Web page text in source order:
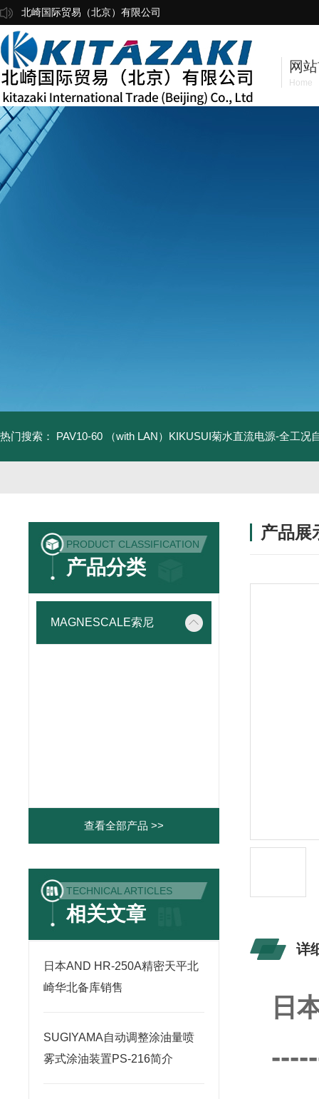
北崎国际贸易（北京）有限公司
网
Home
热门搜索： PAV10-60 （with LAN）KIKUSUI菊水直流电源-全工况
PRODUCT CLASSIFICATION
产品分类
MAGNESCALE索尼
查看全部产品 >>
TECHNICAL ARTICLES
相关文章
日本AND HR-250A精密天平北
崎华北备库销售
SUGIYAMA自动调整涂油量喷
雾式涂油装置PS-216简介
产品展
详
日